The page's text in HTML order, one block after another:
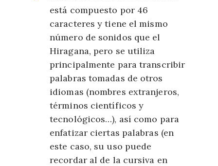
está compuesto por 46
caracteres y tiene el mismo
número de sonidos que el
Hiragana, pero se utiliza
principalmente para transcribir
palabras tomadas de otros
idiomas (nombres extranjeros,
términos científicos y
tecnológicos…), así como para
enfatizar ciertas palabras (en
este caso, su uso puede
recordar al de la cursiva en